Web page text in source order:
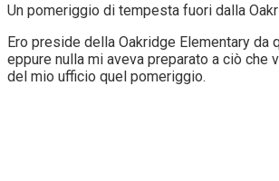
Un pomeriggio di tempesta fuori dalla
Ero preside della Oakridge Elementary da
eppure nulla mi aveva preparato a ciò che
del mio ufficio quel pomeriggio.